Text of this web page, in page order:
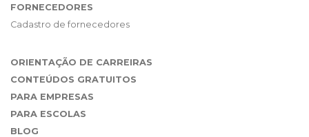
FORNECEDORES
Cadastro de fornecedores
ORIENTAÇÃO DE CARREIRAS
CONTEÚDOS GRATUITOS
PARA EMPRESAS
PARA ESCOLAS
BLOG